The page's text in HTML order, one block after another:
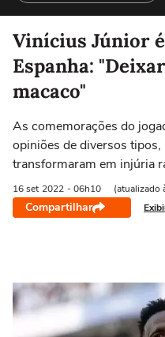
Vinícius Júnior
Espanha:
macaco"
As comemorações do
opiniões de diversos tipos,
transformaram em injúria
16 set 2022 - 06h10 (atualizado
Compartilhar